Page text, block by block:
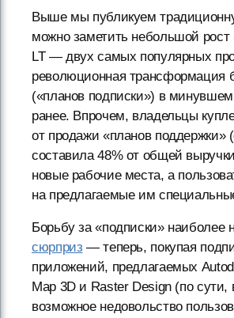
Выше мы публикуем
можно заметить небольшой
LT — двух самых популярных
революционная трансформация
(«планов подписки») в
ранее. Впрочем, владельцы
от продажи «планов поддержки»
составила 48% от общей
новые рабочие места, а
на предлагаемые им
Борьбу за «подписки»
сюрприз — теперь, покупая
приложений, предлагаемых
Map 3D и Raster Design (по
возможное недовольство